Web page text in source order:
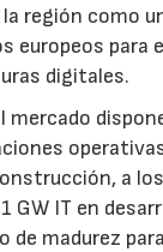
región como
europeos para
digitales.
a
GW IT en
de madurez